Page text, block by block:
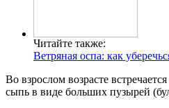
Читайте также:
Ветряная оспа: как
Во взрослом возрасте
сыпь в виде больших пузырей